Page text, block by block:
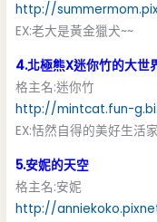
http://
EX:老大是黃金獵犬~~
4.北極熊X迷你竹的大世
格主名:迷你竹
http://mintcat.fun-
EX:恬然自得的美好生活家
5.安妮的天空
格主名:安妮
http://